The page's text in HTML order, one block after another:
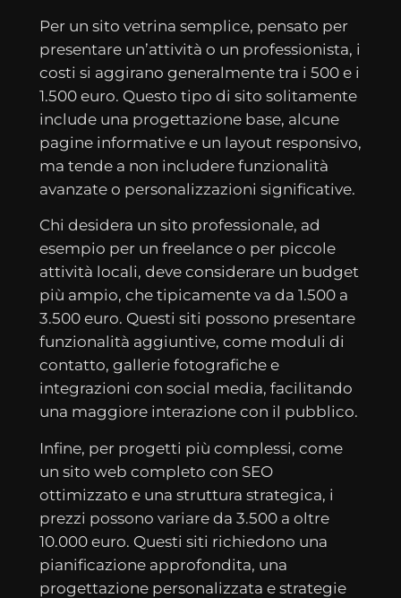
Per un sito vetrina semplice, pensato per
presentare un’attività o un professionista, i
costi si aggirano generalmente tra i 500 e i
1.500 euro. Questo tipo di sito solitamente
include una progettazione base, alcune
pagine informative e un layout responsivo,
ma tende a non includere funzionalità
avanzate o personalizzazioni significative.
Chi desidera un sito professionale, ad
esempio per un freelance o per piccole
attività locali, deve considerare un budget
più ampio, che tipicamente va da 1.500 a
3.500 euro. Questi siti possono presentare
funzionalità aggiuntive, come moduli di
contatto, gallerie fotografiche e
integrazioni con social media, facilitando
una maggiore interazione con il pubblico.
Infine, per progetti più complessi, come
un sito web completo con SEO
ottimizzato e una struttura strategica, i
prezzi possono variare da 3.500 a oltre
10.000 euro. Questi siti richiedono una
pianificazione approfondita, una
progettazione personalizzata e strategie